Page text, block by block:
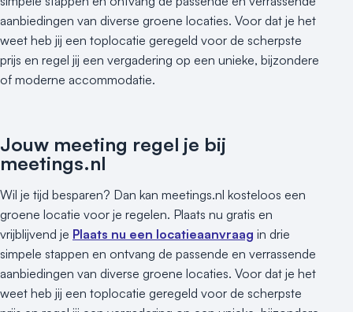
Varende locatie
aanbiedingen van diverse groene locaties. Voor dat je het
weet heb jij een toplocatie geregeld voor de scherpste
prijs en regel jij een vergadering op een unieke, bijzondere
of moderne accommodatie.
Jouw meeting regel je bij
meetings.nl
Wil je tijd besparen? Dan kan meetings.nl kosteloos een
groene locatie voor je regelen. Plaats nu gratis en
vrijblijvend je Plaats nu een locatieaanvraag in drie
simpele stappen en ontvang de passende en verrassende
aanbiedingen van diverse groene locaties. Voor dat je het
weet heb jij een toplocatie geregeld voor de scherpste